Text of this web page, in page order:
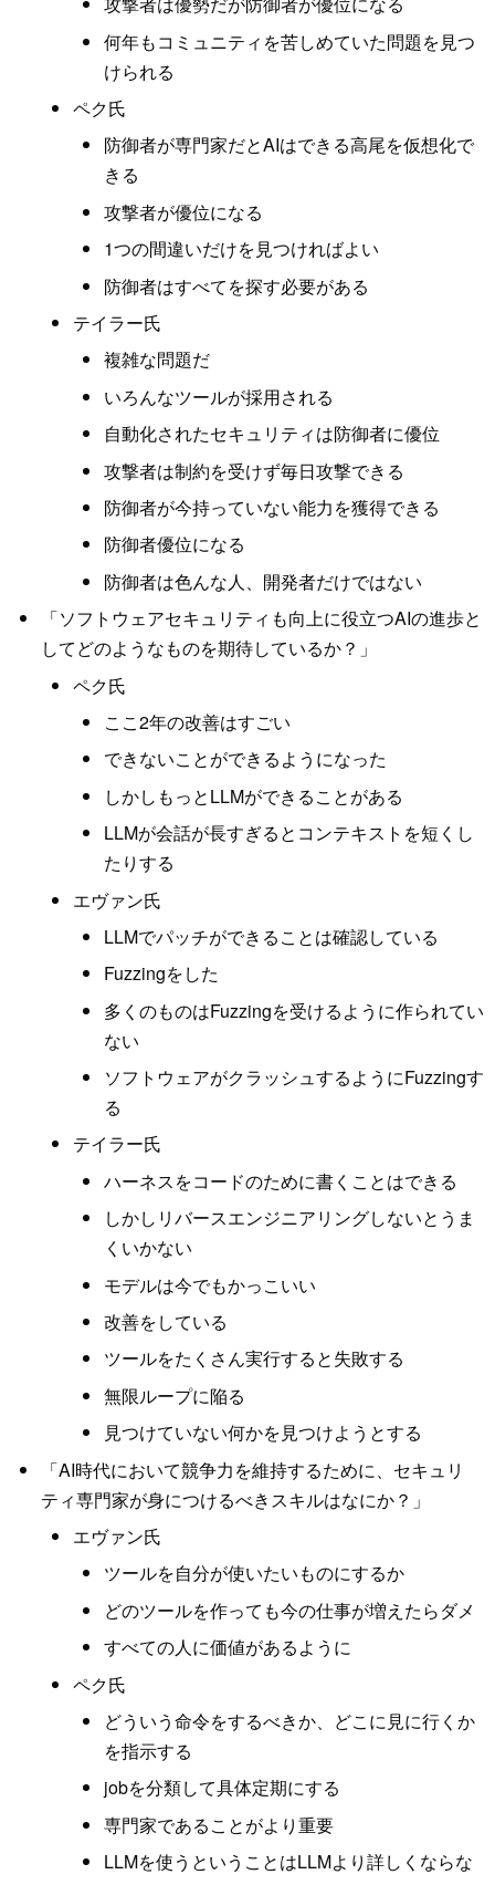
何年もコミュニティを苦しめていた問題を見つ
けられる
ペク氏
防御者が専門家だとAIはできる高尾を仮想化で
きる
攻撃者が優位になる
1つの間違いだけを見つければよい
防御者はすべてを探す必要がある
テイラー氏
複雑な問題だ
いろんなツールが採用される
自動化されたセキュリティは防御者に優位
攻撃者は制約を受けず毎日攻撃できる
防御者が今持っていない能力を獲得できる
防御者優位になる
防御者は色んな人、開発者だけではない
「ソフトウェアセキュリティも向上に役立つAIの進歩と
してどのようなものを期待しているか？」
ペク氏
ここ2年の改善はすごい
できないことができるようになった
しかしもっとLLMができることがある
LLMが会話が長すぎるとコンテキストを短くし
たりする
エヴァン氏
LLMでパッチができることは確認している
Fuzzingをした
多くのものはFuzzingを受けるように作られてい
ない
ソフトウェアがクラッシュするようにFuzzingす
る
テイラー氏
ハーネスをコードのために書くことはできる
しかしリバースエンジニアリングしないとうま
くいかない
モデルは今でもかっこいい
改善をしている
ツールをたくさん実行すると失敗する
無限ループに陥る
見つけていない何かを見つけようとする
「AI時代において競争力を維持するために、セキュリ
ティ専門家が身につけるべきスキルはなにか？」
エヴァン氏
ツールを自分が使いたいものにするか
どのツールを作っても今の仕事が増えたらダメ
すべての人に価値があるように
ペク氏
どういう命令をするべきか、どこに見に行くか
を指示する
jobを分類して具体定期にする
専門家であることがより重要
LLMを使うということはLLMより詳しくならな